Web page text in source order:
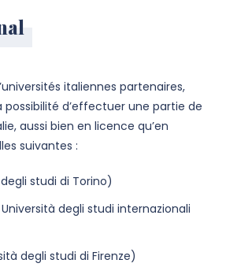
italiennes partenaires,
d’effectuer une partie de
aussi bien en licence qu’en
suivantes :
studi di Torino)
Università degli studi internazionali
degli studi di Firenze)